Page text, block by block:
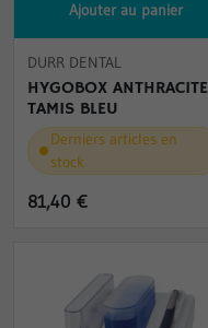
Ajouter au panier
DURR DENTAL
HYGOBOX ANTHRACITE
TAMIS BLEU
Derniers articles en
stock
81,40 €